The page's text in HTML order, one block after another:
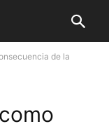
de la